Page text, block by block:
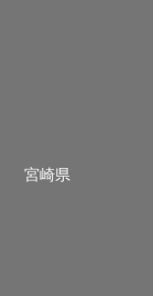
宮崎県